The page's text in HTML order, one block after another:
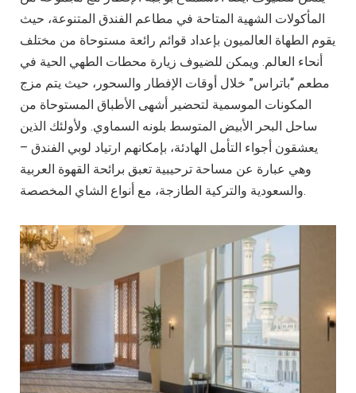
المأكولات الشهية المتاحة في مطاعم الفندق المتنوعة، حيث
يقوم الطهاة العالميون بإعداد قوائم رائعة مستوحاة من مختلف
أنحاء العالم. ويمكن للضيوف زيارة محطات الطهي الحية في
مطعم “باتراس” خلال أوقات الإفطار والسحور، حيث يتم مزج
المكونات الموسمية لتحضير أشهى الأطباق المستوحاة من
ساحل البحر الأبيض المتوسط بلونه السماوي. ولأولئك الذين
يعشقون أجواء التأمل الهادئة، بإمكانهم ارتياد لوبي الفندق –
وهي عبارة عن مساحة ترحيبية تعبق برائحة القهوة العربية
والسعودية والتركية الطازجة، مع أنواع الشاي المخصصة.